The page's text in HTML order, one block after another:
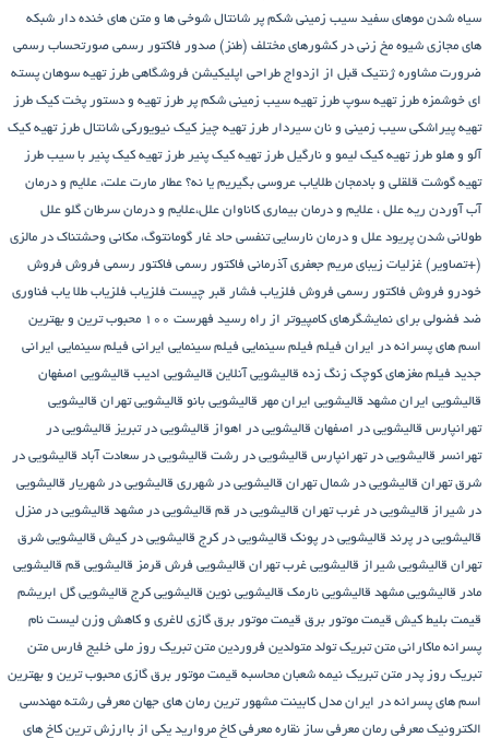
سیاه شدن موهای سفید سیب زمینی شکم پر شانتال شوخی ها و متن های خنده دار شبکه
های مجازی شیوه مخ زنی در کشورهای مختلف (طنز) صدور فاکتور رسمی صورتحساب رسمی
ضرورت مشاوره ژنتیک قبل از ازدواج طراحی اپلیکیشن فروشگاهی طرز تهیه سوهان پسته
ای خوشمزه طرز تهیه سوپ طرز تهیه سیب زمینی شکم پر طرز تهیه و دستور پخت کیک طرز
تهیه پیراشكی سيب زمينی و نان سیردار طرز تهیه چیز کیک نیویورکی شانتال طرز تهیه کیک
آلو و هلو طرز تهیه کیک لیمو و نارگیل طرز تهیه کیک پنیر طرز تهیه کیک پنیر با سیب طرز
تهیه گوشت قلقلی و بادمجان طلایاب عروسی بگیریم یا نه؟ عطار مارت علت، علایم و درمان
آب آوردن ریه علل ، علایم و درمان بیماری کاناوان علل،علایم و درمان سرطان گلو علل
طولانی شدن پریود علل و درمان نارسایی تنفسی حاد غار گومانتوگ، مکانی وحشتناک در مالزی
(+تصاویر) غزلیات زیبای مریم جعفری آذرمانی فاکتور رسمی فاکتور رسمی فروش فروش
خودرو فروش فاکتور رسمی فروش فلزیاب فشار قبر چیست فلزیاب فلزیاب طلا یاب فناوری
ضد فضولی برای نمایشگرهای کامپیوتر از راه رسید
فهرست ۱۰۰ محبوب ترین و بهترین
اسم های پسرانه در ایران فیلم فیلم سینمایی فیلم سینمایی ایرانی فیلم سینمایی ایرانی
جدید فیلم مغزهای کوچک زنگ زده قالیشویی آنلاین قالیشویی ادیب قالیشویی اصفهان
قالیشویی ایران مشهد قالیشویی ایران مهر قالیشویی بانو قالیشویی تهران قالیشویی
تهرانپارس قالیشویی در اصفهان قالیشویی در اهواز قالیشویی در تبریز قالیشویی در
تهرانسر قالیشویی در تهرانپارس قالیشویی در رشت قالیشویی در سعادت آباد قالیشویی در
شرق تهران قالیشویی در شمال تهران قالیشویی در شهرری قالیشویی در شهریار قالیشویی
در شیراز قالیشویی در غرب تهران قالیشویی در قم قالیشویی در مشهد قالیشویی در منزل
قالیشویی در پرند قالیشویی در پونک قالیشویی در کرج قالیشویی در کیش قالیشویی شرق
تهران قالیشویی شیراز قالیشویی غرب تهران قالیشویی فرش قرمز قالیشویی قم قالیشویی
مادر قالیشویی مشهد قالیشویی نارمک قالیشویی نوین قالیشویی کرج قالیشویی گل ابریشم
قیمت بلیط کیش قیمت موتور برق قیمت موتور برق گازی لاغری و کاهش وزن لیست نام
پسرانه ماکارانی متن تبریک تولد متولدین فروردین متن تبریک روز ملی خلیج فارس متن
تبریک روز پدر متن تبریک نیمه شعبان محاسبه قیمت موتور برق گازی محبوب ترین و بهترین
اسم های پسرانه در ایران مدل کابینت مشهور ترین رمان های جهان معرفی رشته مهندسی
الکترونیک معرفی رمان معرفی ساز نقاره معرفی کاخ مروارید یکی از باارزش ترین کاخ های